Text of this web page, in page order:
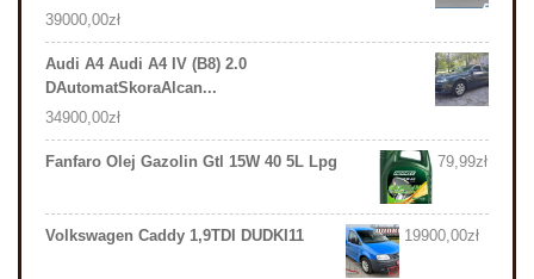
39000,00zł
Audi A4 Audi A4 IV (B8) 2.0
DAutomatSkoraAlcan...
34900,00zł
Fanfaro Olej Gazolin Gtl 15W 40 5L Lpg 79,99zł
Volkswagen Caddy 1,9TDI DUDKI11 19900,00zł